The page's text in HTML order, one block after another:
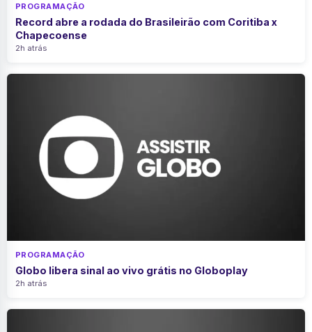
PROGRAMAÇÃO
Record abre a rodada do Brasileirão com Coritiba x
Chapecoense
2h atrás
PROGRAMAÇÃO
Globo libera sinal ao vivo grátis no Globoplay
2h atrás